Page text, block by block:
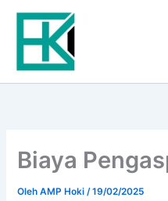
Lewati
konten
Biaya
OlehAMP Hoki/19/02/2025